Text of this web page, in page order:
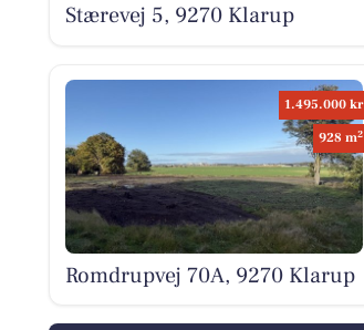
Stærevej 5, 9270 Klarup
1.495.000 kr
928 m2
Romdrupvej 70A, 9270 Klarup